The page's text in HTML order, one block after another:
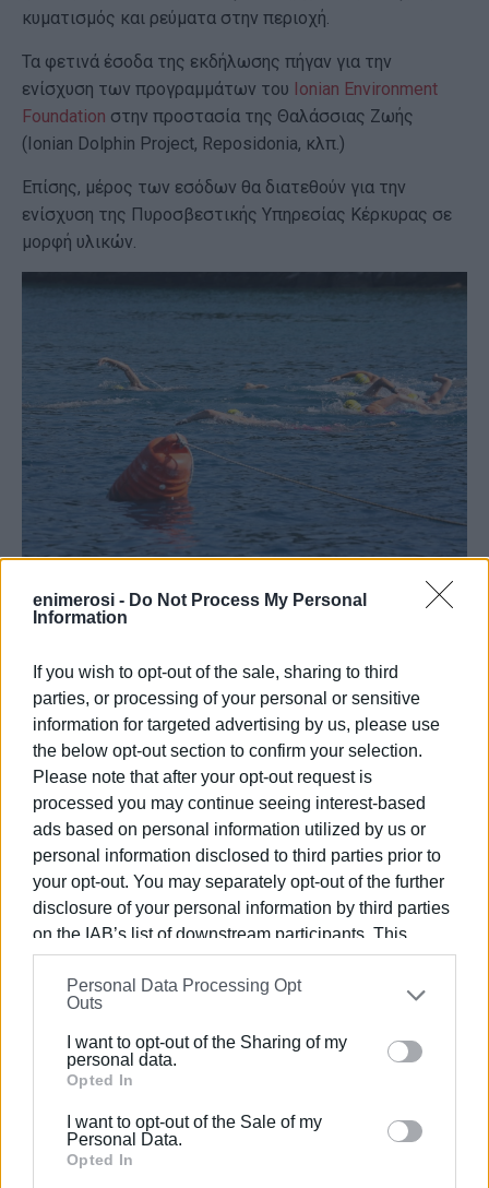
enimerosi - Do Not Process My Personal
Information
If you wish to opt-out of the sale, sharing to third
parties, or processing of your personal or sensitive
information for targeted advertising by us, please use
the below opt-out section to confirm your selection.
Please note that after your opt-out request is
processed you may continue seeing interest-based
ads based on personal information utilized by us or
personal information disclosed to third parties prior to
your opt-out. You may separately opt-out of the further
disclosure of your personal information by third parties
on the IAB’s list of downstream participants. This
information may also be disclosed by us to third parties
on theIAB’s List of Downstream Participants
that may
further disclose it to other third parties.
Please note that this website/app uses one or more
Google services and may gather and store information
behaviour. You may click to grant or deny consent to
Google and its third-party tags to use your data for
Personal Data Processing Opt
Outs
I want to opt-out of the Sharing of my
personal data.
Opted In
I want to opt-out of the Sale of my
Personal Data.
Opted In
κυματισμός και ρεύματα στην περιοχή.
Τα φετινά έσοδα της εκδήλωσης πήγαν για την
ενίσχυση των προγραμμάτων του Ionian Environment
Foundation στην προστασία της Θαλάσσιας Ζωής
(Ιonian Dolphin Project, Reposidonia, κλπ.)
Επίσης, μέρος των εσόδων θα διατεθούν για την
ενίσχυση της Πυροσβεστικής Υπηρεσίας Κέρκυρας σε
μορφή υλικών.
Οι διοργανωτές Nick Cookson και Νick Lemis επιθυμούν
να ευχαριστήσουν όλους όσους βοήθησαν στην
εκδήλωσης. Ειδικές ευχαριστίες πάνε στο Λιμενικό
στον συντονισμό όλων ώστε να διασφαλιστεί η
ασφάλεια των κολυμβητών. Στους δήμους βόρειας και
ασφάλεια των αθλητών αφού μας παραχώρησαν τα
σκάφη πολιτικής προστασίας για την ημέρα. Την